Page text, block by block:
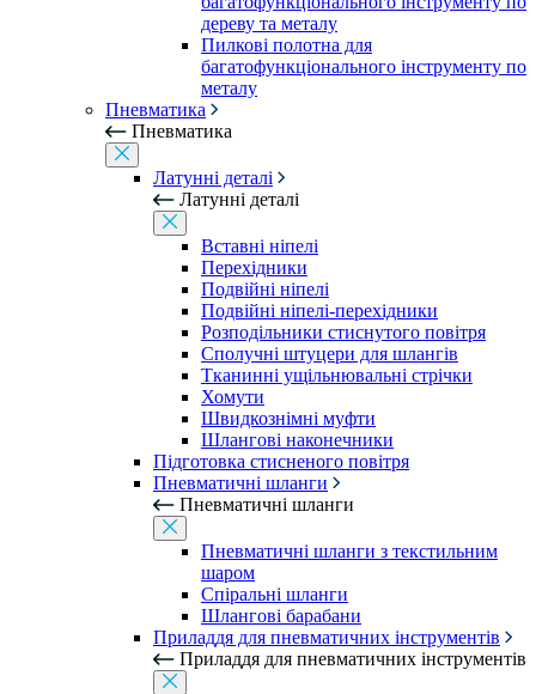
дереву та металу
Пилкові полотна для
багатофункціонального інструменту по
металу
Пневматика
Пневматика
Латунні деталі
Латунні деталі
Вставні ніпелі
Перехідники
Подвійні ніпелі
Подвійні ніпелі-перехідники
Розподільники стиснутого повітря
Сполучні штуцери для шлангів
Тканинні ущільнювальні стрічки
Хомути
Швидкознімні муфти
Шлангові наконечники
Підготовка стисненого повітря
Пневматичні шланги
Пневматичні шланги
Пневматичні шланги з текстильним
шаром
Спіральні шланги
Шлангові барабани
Приладдя для пневматичних інструментів
Приладдя для пневматичних інструментів